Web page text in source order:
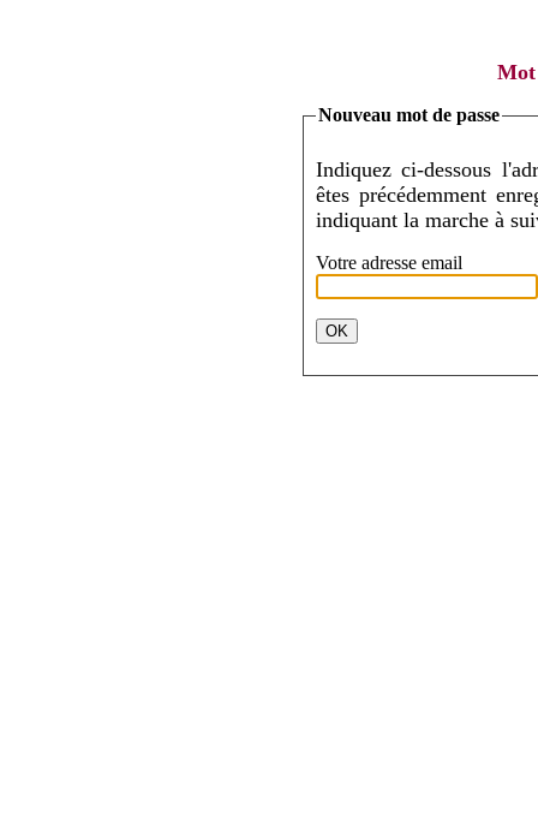
Mot
Nouveau mot de passe
Indiquez ci-dessous
êtes précédemment enregistré. Vous
Votre adresse email